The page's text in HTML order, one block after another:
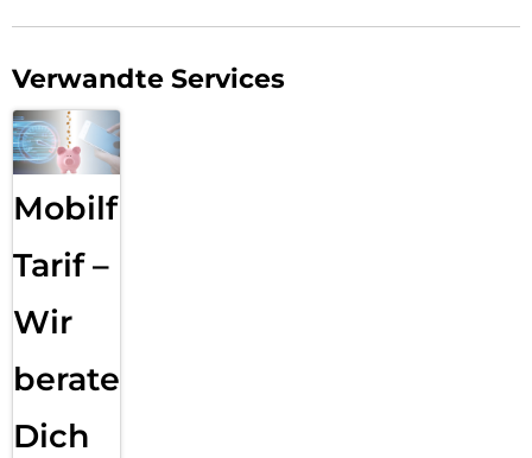
Verwandte Services
Mobilfunk
Tarif –
Wir
beraten
Dich